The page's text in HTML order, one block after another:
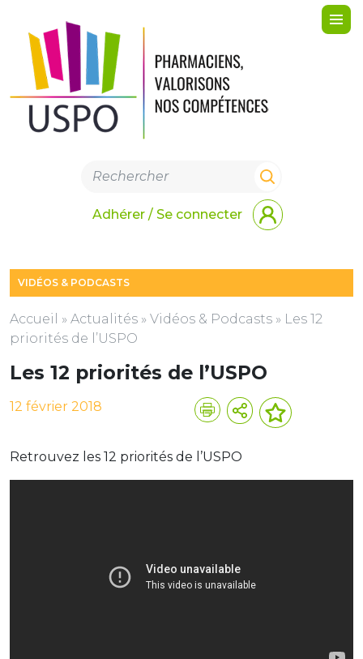
Adhérer / Se connecter
VIDÉOS & PODCASTS
Accueil » Actualités » Vidéos & Podcasts » Les 12
priorités de l’USPO
Les 12 priorités de l’USPO
12 février 2018
Retrouvez les 12 priorités de l’USPO